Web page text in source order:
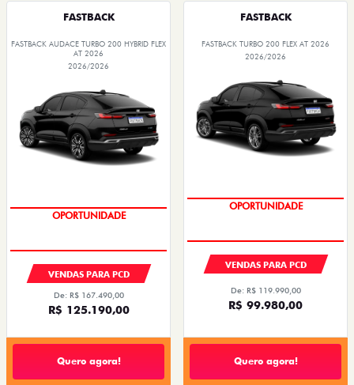
FASTBACK
FASTBACK AUDACE TURBO 200 HYBRID FLEX
AT 2026
2026/2026
OPORTUNIDADE
VENDAS PARA PCD
De: R$ 167.490,00
R$ 125.190,00
Quero agora!
FASTBACK
FASTBACK TURBO 200 FLEX AT 2026
2026/2026
OPORTUNIDADE
VENDAS PARA PCD
De: R$ 119.990,00
R$ 99.980,00
Quero agora!